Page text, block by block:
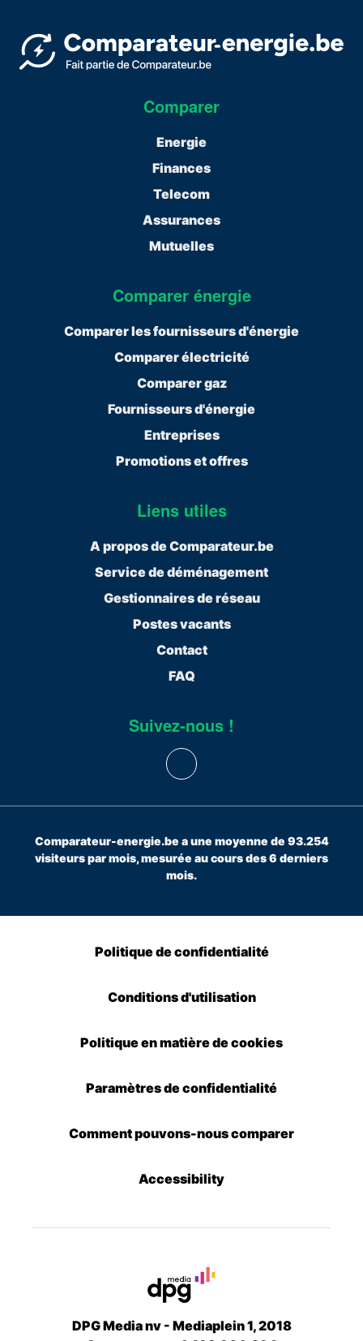
Comparer
Energie
Finances
Telecom
Assurances
Mutuelles
Comparer énergie
Comparer les fournisseurs d'énergie
Comparer électricité
Comparer gaz
Fournisseurs d'énergie
Entreprises
Promotions et offres
Liens utiles
A propos de Comparateur.be
Service de déménagement
Gestionnaires de réseau
Postes vacants
Contact
FAQ
Suivez-nous !
Comparateur-energie.be a une moyenne de 93.254
visiteurs par mois, mesurée au cours des 6 derniers
mois.
Politique de confidentialité
Conditions d'utilisation
Politique en matière de cookies
Paramètres de confidentialité
Comment pouvons-nous comparer
Accessibility
DPG Media nv - Mediaplein 1, 2018